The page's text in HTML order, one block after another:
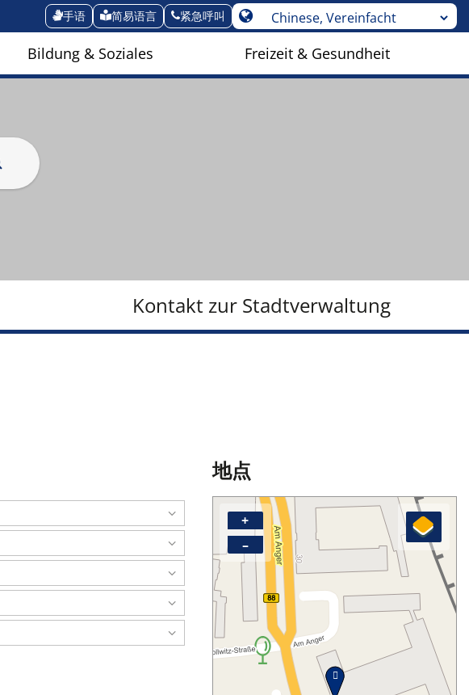
手语 简易语言 紧急呼叫
Bildung & Soziales Freizeit & Gesundheit
Kontakt zur Stadtverwaltung
地点
+
–